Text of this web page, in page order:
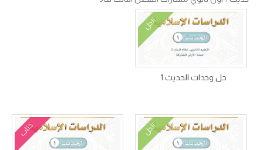
الحل
حل وحدات الحديث 1
الحل كتاب